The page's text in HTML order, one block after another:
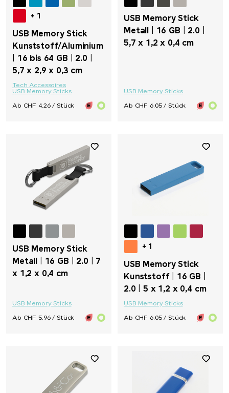
+ 1
USB Memory Stick
Kunststoff/Aluminium
| 16 bis 64 GB | 2.0 |
5,7 x 2,9 x 0,3 cm
Tech Accessoires
USB Memory Sticks
Ab CHF 4.26 / Stück
USB Memory Stick
Metall | 16 GB | 2.0 |
5,7 x 1,2 x 0,4 cm
USB Memory Sticks
Ab CHF 6.05 / Stück
USB Memory Stick
Metall | 16 GB | 2.0 | 7
x 1,2 x 0,4 cm
USB Memory Sticks
Ab CHF 5.96 / Stück
+ 1
USB Memory Stick
Kunststoff | 16 GB |
2.0 | 5 x 1,2 x 0,4 cm
USB Memory Sticks
Ab CHF 6.05 / Stück